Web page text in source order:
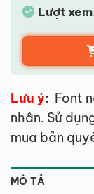
Lượt
Lưu ý: Font
nhân. Sử
mua bản
MÔ TẢ